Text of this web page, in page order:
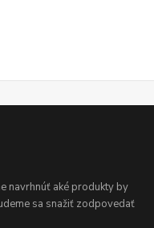
navrhnúť aké produkty by
sa snažiť zodpovedať